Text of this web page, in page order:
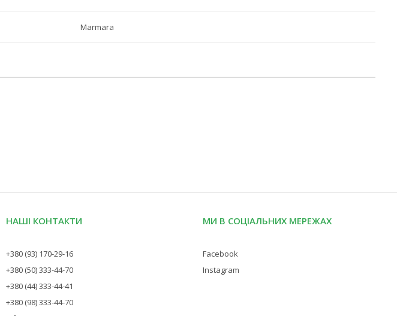
Marmara
НАШІ КОНТАКТИ
+380 (93) 170-29-16
+380 (50) 333-44-70
+380 (44) 333-44-41
+380 (98) 333-44-70
МИ В СОЦІАЛЬНИХ МЕРЕЖАХ
Facebook
Instagram